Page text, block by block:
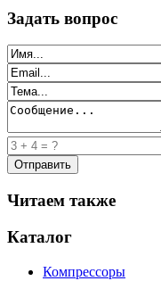
Задать вопрос
Читаем также
Каталог
Компрессоры